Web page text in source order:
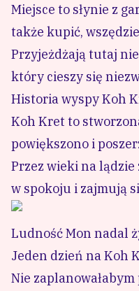
Miejsce to słynie z
także kupić,
Przyjeżdżają tutaj
który cieszy się
Historia wyspy Koh
Koh Kret to
powiększono i
Przez wieki na
w spokoju i zajmują
Ludność Mon nadal
Jeden dzień na Koh
Nie